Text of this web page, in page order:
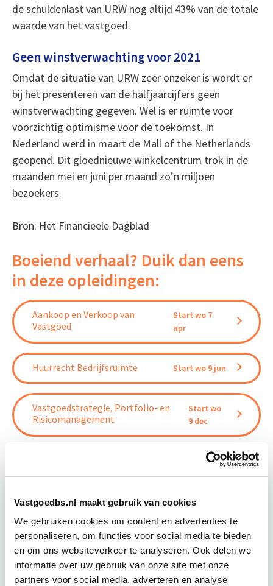
Vastgoedbs.nl maakt gebruik van cookies
We gebruiken cookies om content en advertenties te
personaliseren, om functies voor social media te bieden
en om ons websiteverkeer te analyseren. Ook delen we
informatie over uw gebruik van onze site met onze
partners voor social media, adverteren en analyse
de schuldenlast van URW nog altijd 43% van de totale
waarde van het vastgoed.
Geen winstverwachting voor 2021
Omdat de situatie van URW zeer onzeker is wordt er
bij het presenteren van de halfjaarcijfers geen
winstverwachting gegeven. Wel is er ruimte voor
voorzichtig optimisme voor de toekomst. In
Nederland werd in maart de Mall of the Netherlands
geopend. Dit gloednieuwe winkelcentrum trok in de
maanden mei en juni per maand zo’n miljoen
bezoekers.
Bron: Het Financieele Dagblad
Boeiend verhaal? Duik dan eens
in deze opleidingen:
Aankoop en Verkoop van
Vastgoed
Start wo 7
apr
Huurrecht Bedrijfsruimte Start wo 9 jun
Vastgoedstrategie, Portfolio- en
Risicomanagement
Start wo
9 dec
Relevant bij dit artikel
Vastgoedrecht
Wanneer de belangen groot zijn, is het enorm
belangrijk om haarscherp in beeld te hebben